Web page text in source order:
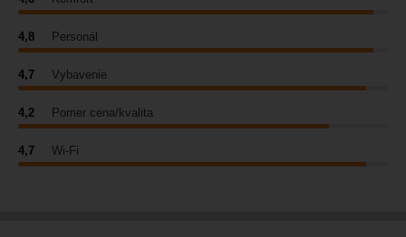
4,8 Personál
4,7 Vybavenie
4,2 Pomer cena/kvalita
4,7 Wi-Fi